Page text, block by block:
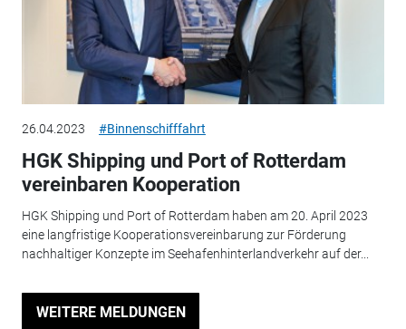
26.04.2023 #Binnenschifffahrt
HGK Shipping und Port of Rotterdam
vereinbaren Kooperation
HGK Shipping und Port of Rotterdam haben am 20. April 2023
eine langfristige Kooperationsvereinbarung zur Förderung
nachhaltiger Konzepte im Seehafenhinterlandverkehr auf der...
WEITERE MELDUNGEN